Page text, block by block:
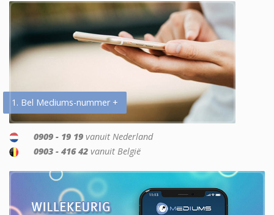
1. Bel Mediums-nummer +
0909 - 19 19 vanuit Nederland
0903 - 416 42 vanuit België